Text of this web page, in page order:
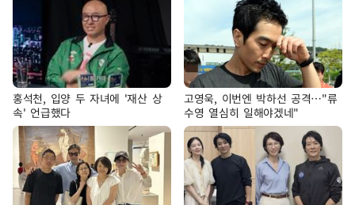
홍석천, 입양 두 자녀에 '재산 상
속' 언급했다
고영욱, 이번엔 박하선 공격…"류
수영 열심히 일해야겠네"